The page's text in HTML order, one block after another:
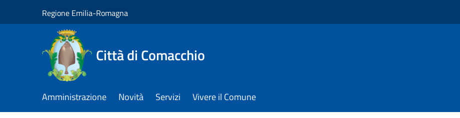
Regione Emilia-Romagna
Città di Comacchio
Amministrazione Novità Servizi Vivere il Comune